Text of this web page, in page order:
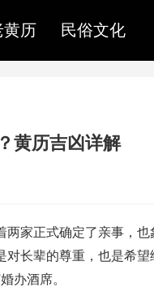
黄历 民俗文化
黄历吉凶详解
家正式确定了亲事，
长辈的尊重，也是希
办酒席。